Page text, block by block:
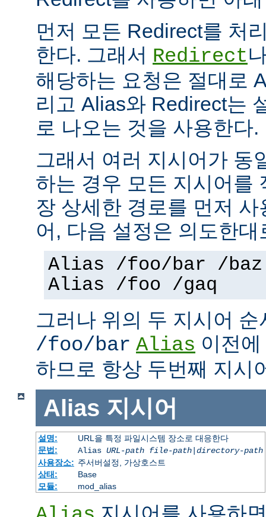
먼저 모든 Redirect를 처
한다. 그래서 Redirect
해당하는 요청은 절대로
리고 Alias와 Redirect는
로 나오는 것을 사용한다.
그래서 여러 지시어가 동
하는 경우 모든 지시어를
장 상세한 경로를 먼저
어, 다음 설정은 의도한
Alias /foo/bar /baz
Alias /foo /gaq
그러나 위의 두 지시어 순
/foo/bar Alias 이전에
하므로 항상 두번째 지시
Alias 지시어
설명:
URL을 특정 파일시스템 장소로 대응한다
문법:
Alias URL-path file-path| directory-path
사용장소: 주서버설정, 가상호스트
상태:
Base
모듈:
mod_alias